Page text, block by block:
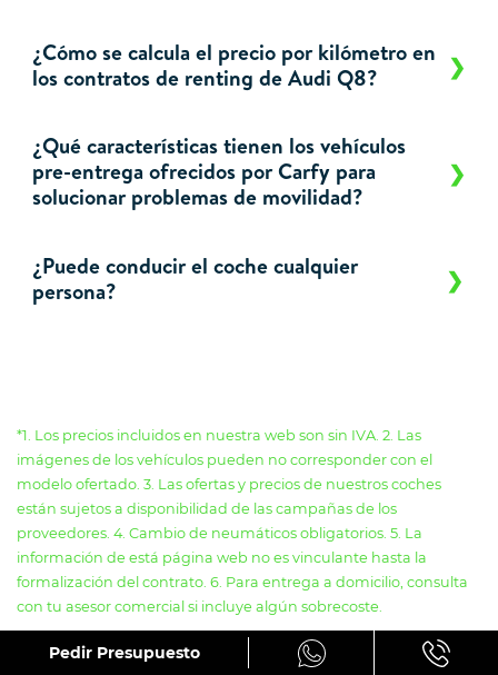
¿Cómo se calcula el precio por kilómetro en
los contratos de renting de Audi Q8?
¿Qué características tienen los vehículos
pre-entrega ofrecidos por Carfy para
solucionar problemas de movilidad?
¿Puede conducir el coche cualquier
persona?
*1. Los precios incluidos en nuestra web son sin IVA. 2. Las
imágenes de los vehículos pueden no corresponder con el
modelo ofertado. 3. Las ofertas y precios de nuestros coches
están sujetos a disponibilidad de las campañas de los
proveedores. 4. Cambio de neumáticos obligatorios. 5. La
información de está página web no es vinculante hasta la
formalización del contrato. 6. Para entrega a domicilio, consulta
con tu asesor comercial si incluye algún sobrecoste.
Pedir Presupuesto